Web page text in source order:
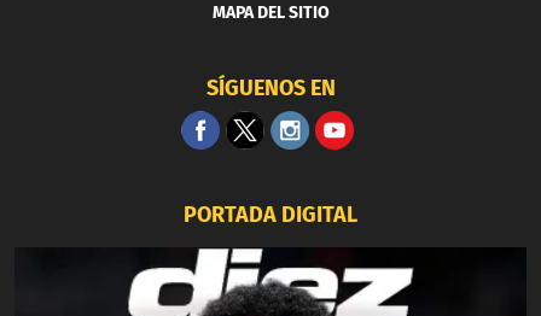
MAPA DEL SITIO
SÍGUENOS EN
PORTADA DIGITAL